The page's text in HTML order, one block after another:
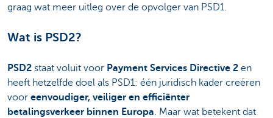
graag wat meer uitleg over de opvolger van PSD1.
Wat is PSD2?
PSD2 staat voluit voor Payment Services Directive 2 en
heeft hetzelfde doel als PSD1: één juridisch kader creëren
voor eenvoudiger, veiliger en efficiënter
betalingsverkeer binnen Europa. Maar wat betekent dat